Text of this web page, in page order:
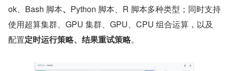
ok、Bash 脚本、 Python 脚本、R 脚本多种类型；同时支持
使用超算集群、GPU 集群、GPU、CPU 组合运算，以及
配置定时运行策略、结果重试策略。